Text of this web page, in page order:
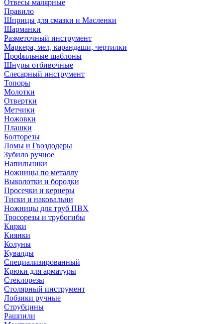
Отвесы малярные
Правило
Шприцы для смазки и Масленки
Шарманки
Разметочный инструмент
Маркера, мел, карандаши, чертилки
Профильные шаблоны
Шнуры отбивочные
Слесарный инструмент
Топоры
Молотки
Отвертки
Метчики
Ножовки
Плашки
Болторезы
Ломы и Гвоздодеры
Зубило ручное
Напильники
Ножницы по металлу
Выколотки и бородки
Просечки и кернеры
Тиски и наковальни
Ножницы для труб ПВХ
Тросорезы и трубогибы
Кирки
Киянки
Колуны
Кувалды
Специализированный
Крюки для арматуры
Стеклорезы
Столярный инструмент
Лобзики ручные
Струбцины
Рашпили